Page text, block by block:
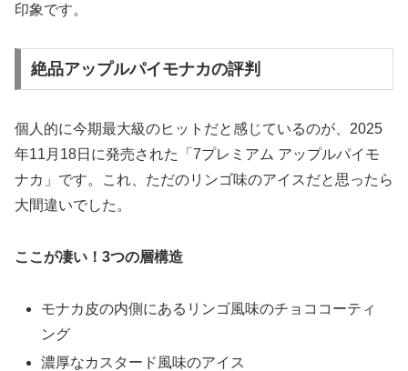
印象です。
絶品アップルパイモナカの評判
個人的に今期最大級のヒットだと感じているのが、2025
年11月18日に発売された
「7プレミアム アップルパイモ
ナカ」 です。これ、ただのリンゴ味のアイスだと思ったら
大間違いでした。
ここが凄い！3つの層構造
モナカ皮の内側にあるリンゴ風味のチョココーティ
ング
濃厚なカスタード風味のアイス